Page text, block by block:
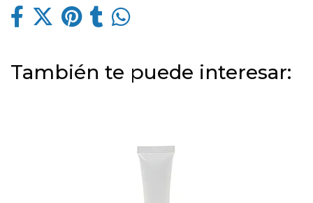
También te puede interesar: